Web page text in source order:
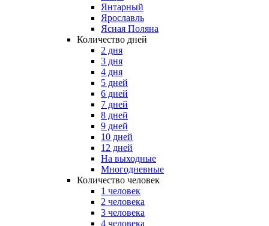
Янтарный
Ярославль
Ясная Поляна
Количество дней
2 дня
3 дня
4 дня
5 дней
6 дней
7 дней
8 дней
9 дней
10 дней
12 дней
На выходные
Многодневные
Количество человек
1 человек
2 человека
3 человека
4 человека